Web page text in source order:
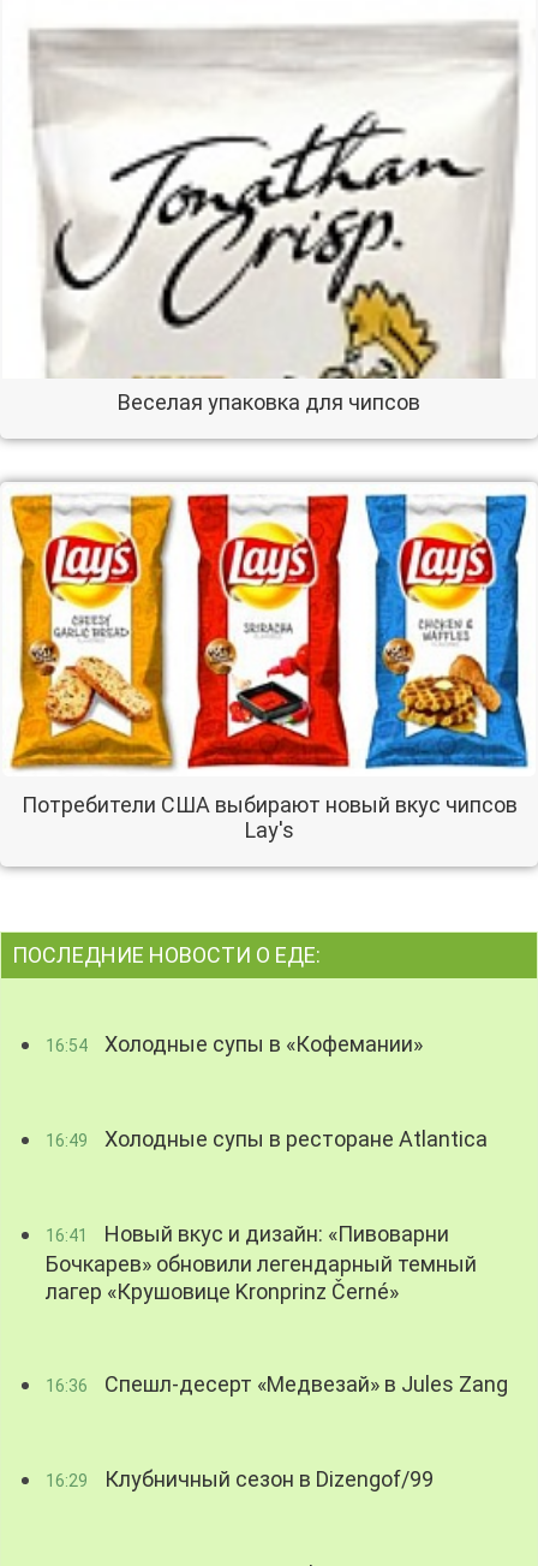
Веселая упаковка для чипсов
Потребители США выбирают новый вкус чипсов
Lay's
ПОСЛЕДНИЕ НОВОСТИ О ЕДЕ:
16:54 Холодные супы в «Кофемании»
16:49 Холодные супы в ресторане Atlantica
16:41
Новый вкус и дизайн: «Пивоварни
Бочкарев» обновили легендарный темный
лагер «Крушовице Kronprinz Černé»
16:36 Спешл-десерт «Медвезай» в Jules Zang
16:29 Клубничный сезон в Dizengof/99